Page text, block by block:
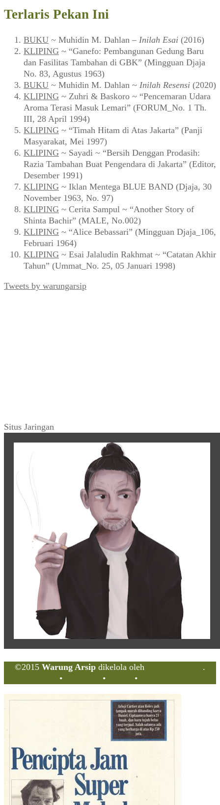
Terlaris Pekan Ini
BUKU ~ Muhidin M. Dahlan – Inilah Esai (2016)
KLIPING ~ “Ganefo: Pembangunan Gedung Baru
dan Fasilitas Tambahan di GBK” (Mingguan Djaja
No. 83, Agustus 1963)
BUKU ~ Muhidin M. Dahlan ~ Inilah Resensi (2020)
KLIPING ~ Zuhri & Baskoro ~ “Pencemaran Udara
Aroma Terasi Masuk Lemari” (FORUM_No. 1 Th.
III, 28 April 1994)
KLIPING ~ “Timah Hitam di Atas Jakarta” (Panji
Masyarakat, Mei 1997)
KLIPING ~ Sayadi ~ “Bersih Denggan Prodasih:
Razia Tambahan Buat Pengendara di Jakarta” (Editor,
Desember 1991)
KLIPING ~ Iklan Mentega BLUE BAND (Djaja, 30
November 1963, No. 97)
KLIPING ~ Cerita Sampul ~ “Another Story of
Shinta Bachir” (MALE, No.002)
KLIPING ~ “Alice Bebassari” (Mingguan Djaja_106,
Februari 1964)
KLIPING ~ Esai Jalaludin Rakhmat ~ “Catatan Akhir
Tahun” (Ummat_No. 25, 05 Januari 1998)
Tweets by warungarsip
Situs Jaringan
©2015 Warung Arsip dikelola oleh
.
• • •